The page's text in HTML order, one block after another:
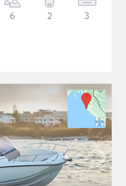
6 2 3